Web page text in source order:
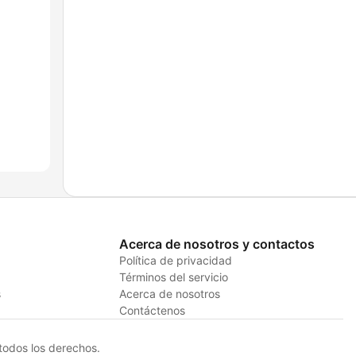
Acerca de nosotros y contactos
Política de privacidad
Términos del servicio
Acerca de nosotros
Contáctenos
los derechos.